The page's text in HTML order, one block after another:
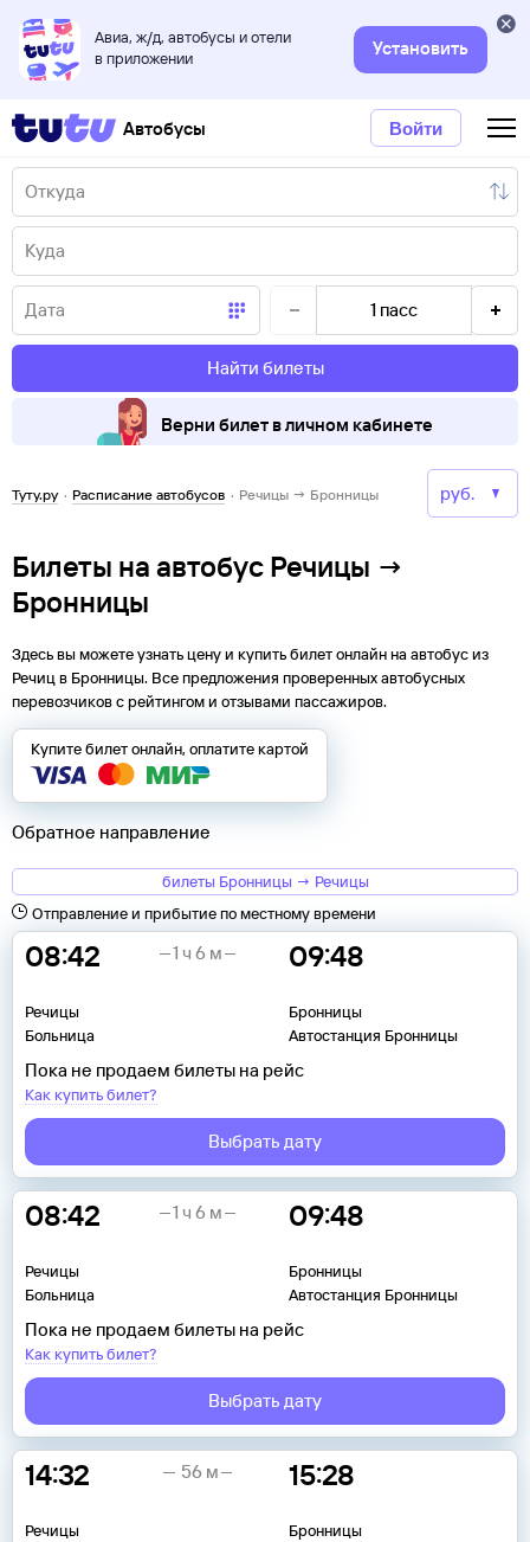
Авиа, ж/д, автобусы и отели
в приложении
Установить
Автобусы Войти
1 пасс
Найти билеты
Верни билет в личном кабинете
Туту.ру · Расписание автобусов · Речицы → Бронницы
Билеты на автобус Речицы →
Бронницы
Здесь вы можете узнать цену и купить билет онлайн на автобус из
Речиц в Бронницы. Все предложения проверенных автобусных
перевозчиков с рейтингом и отзывами пассажиров.
Купите билет онлайн, оплатите картой
Обратное направление
билеты Бронницы → Речицы
Отправление и прибытие по местному времени
08:42
Речицы
Больница
09:48
Бронницы
Автостанция Бронницы
1 ч 6 м
Пока не продаем билеты на рейс
Как купить билет?
Выбрать дату
08:42
Речицы
Больница
09:48
Бронницы
Автостанция Бронницы
1 ч 6 м
Пока не продаем билеты на рейс
Как купить билет?
Выбрать дату
14:32
Речицы
15:28
Бронницы
56 м